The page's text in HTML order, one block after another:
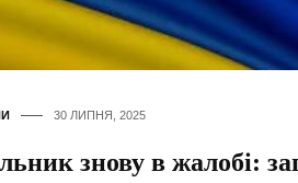
30 ЛИПНЯ, 2025
знову в жалобі: